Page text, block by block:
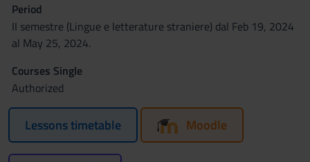
Period
II semestre (Lingue e letterature straniere) dal Feb 19, 2024
al May 25, 2024.
Courses Single
Authorized
Lessons timetable Moodle